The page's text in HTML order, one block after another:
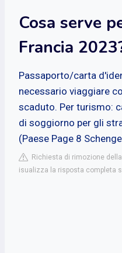
Cosa serve
Francia
Passaporto/carta
necessario viaggiare
scaduto. Per turismo:
di soggiorno per gli
(Paese Page 8
Richiesta di rimozione
isualizza la risposta completa